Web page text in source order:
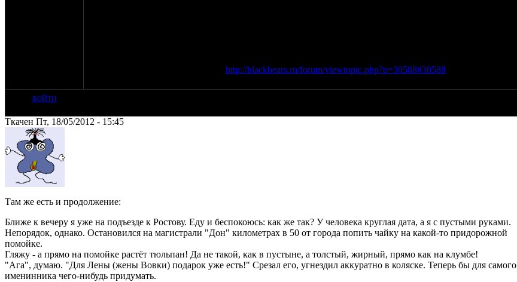
http://blackbears.ru/forum/viewtopic.php?p=30588#30588
войти
Ткачен Пт, 18/05/2012 - 15:45
Там же есть и продолжение:
Ближе к вечеру я уже на подъезде к Ростову. Еду и беспокоюсь: как же так? У человека круглая дата, а я с пустыми руками.
Непорядок, однако. Остановился на магистрали "Дон" километрах в 50 от города попить чайку на какой-то придорожной
помойке.
Гляжу - а прямо на помойке растёт тюльпан! Да не такой, как в пустыне, а толстый, жирный, прямо как на клумбе!
"Ага", думаю. "Для Лены (жены Вовки) подарок уже есть!" Срезал его, угнездил аккуратно в коляске. Теперь бы для самого
именинника чего-нибудь придумать.